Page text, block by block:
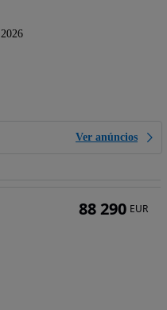
2026
Ver anúncios
88 290 EUR